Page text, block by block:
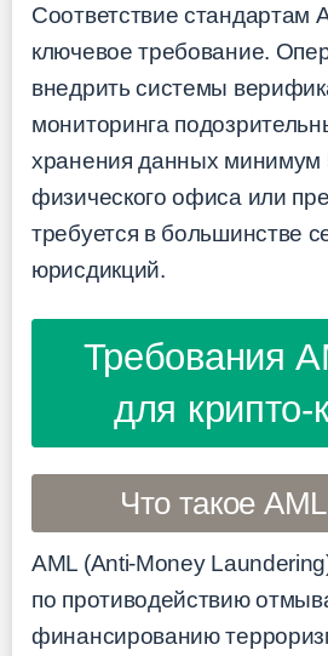
Соответствие стандартам
ключевое требование.
внедрить системы
мониторинга
хранения данных минимум
физического офиса или
требуется в большинстве
юрисдикций.
Требования
для крипто-
Что такое
AML (Anti-Money
по противодействию
финансированию